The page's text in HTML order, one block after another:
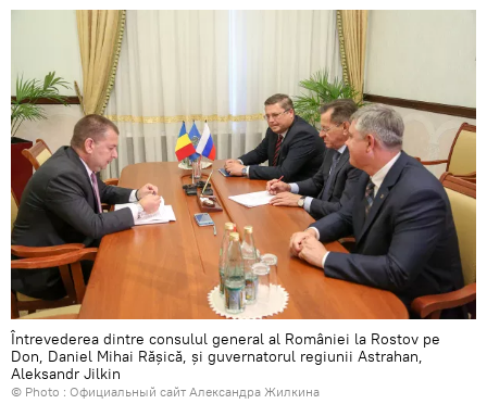
Întrevederea dintre consulul general al României la Rostov pe
Don, Daniel Mihai Rășică, și guvernatorul regiunii Astrahan,
Aleksandr Jilkin
© Photo : Официальный сайт Александра Жилкина